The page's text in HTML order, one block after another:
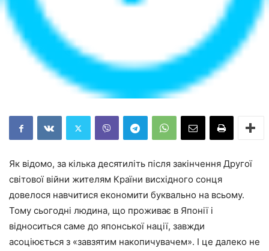
Як відомо, за кілька десятиліть після закінчення Другої
світової війни жителям Країни висхідного сонця
довелося навчитися економити буквально на всьому.
Тому сьогодні людина, що проживає в Японії і
відноситься саме до японської нації, завжди
асоціюється з «завзятим накопичувачем». І це далеко не